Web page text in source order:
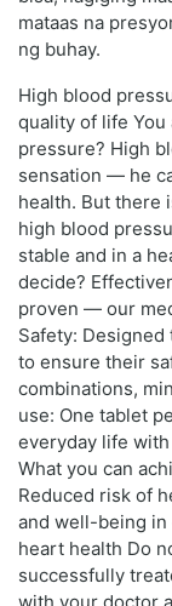
mataas na
ng buhay.
High blood
quality of life
pressure? High
sensation — he
health. But there
high blood
stable and in a
decide?
proven — our
Safety:
to ensure their
combinations,
use: One tablet
everyday life
What you can
Reduced risk of
and well-being
heart health Do
successfully